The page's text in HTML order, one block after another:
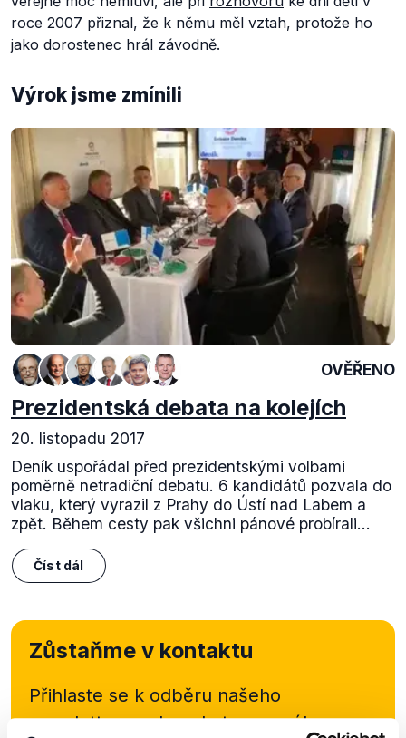
roce 2007 přiznal, že k němu měl vztah, protože ho
jako dorostenec hrál závodně.
Výrok jsme zmínili
OVĚŘENO
Prezidentská debata na kolejích
20. listopadu 2017
Deník uspořádal před prezidentskými volbami
poměrně netradiční debatu. 6 kandidátů pozvala do
vlaku, který vyrazil z Prahy do Ústí nad Labem a
zpět. Během cesty pak všichni pánové probírali...
Číst dál
Zůstaňme v kontaktu
Přihlaste se k odběru našeho
newsletteru nebowhatsappového